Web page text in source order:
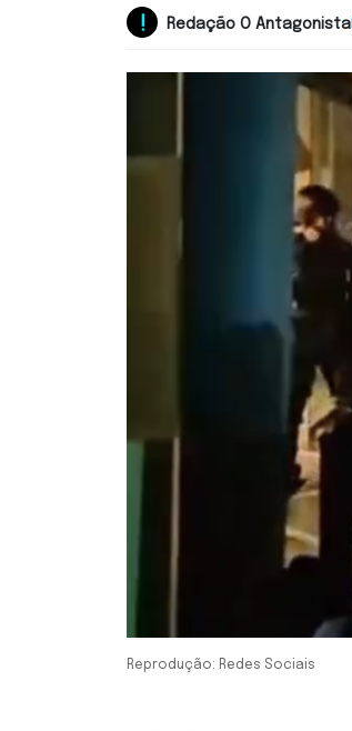
Redação O Antagonista
Reprodução: Redes Sociais